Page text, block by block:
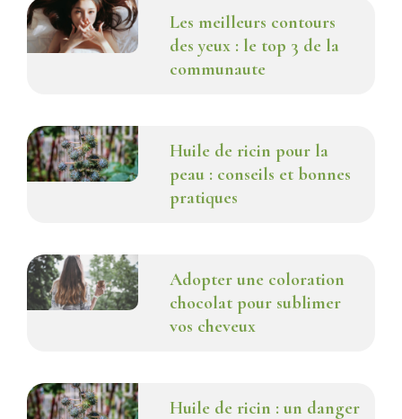
Les meilleurs contours
des yeux : le top 3 de la
communaute
Huile de ricin pour la
peau : conseils et bonnes
pratiques
Adopter une coloration
chocolat pour sublimer
vos cheveux
Huile de ricin : un danger